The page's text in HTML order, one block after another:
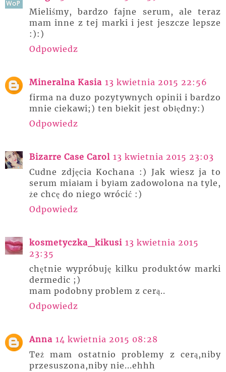
Mieliśmy, bardzo fajne serum, ale teraz
mam inne z tej marki i jest jeszcze lepsze
:):)
Odpowiedz
Mineralna Kasia 13 kwietnia 2015 22:56
firma na duzo pozytywnych opinii i bardzo
mnie ciekawi;) ten błekit jest obłędny:)
Odpowiedz
Bizarre Case Carol 13 kwietnia 2015 23:03
Cudne zdjęcia Kochana :) Jak wiesz ja to
serum miałam i byłam zadowolona na tyle,
że chcę do niego wrócić :)
Odpowiedz
kosmetyczka_kikusi 13 kwietnia 2015
23:35
chętnie wypróbuję kilku produktów marki
dermedic ;)
mam podobny problem z cerą..
Odpowiedz
Anna 14 kwietnia 2015 08:28
Też mam ostatnio problemy z cerą,niby
przesuszona,niby nie...ehhh